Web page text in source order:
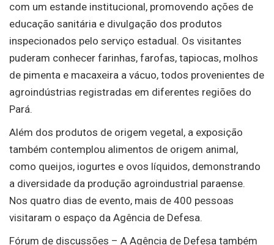
com um estande institucional, promovendo ações de
educação sanitária e divulgação dos produtos
inspecionados pelo serviço estadual. Os visitantes
puderam conhecer farinhas, farofas, tapiocas, molhos
de pimenta e macaxeira a vácuo, todos provenientes de
agroindústrias registradas em diferentes regiões do
Pará.
Além dos produtos de origem vegetal, a exposição
também contemplou alimentos de origem animal,
como queijos, iogurtes e ovos líquidos, demonstrando
a diversidade da produção agroindustrial paraense.
Nos quatro dias de evento, mais de 400 pessoas
visitaram o espaço da Agência de Defesa.
Fórum de discussões – A Agência de Defesa também